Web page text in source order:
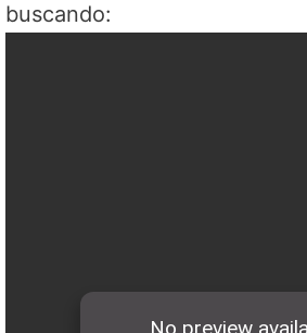
buscando: